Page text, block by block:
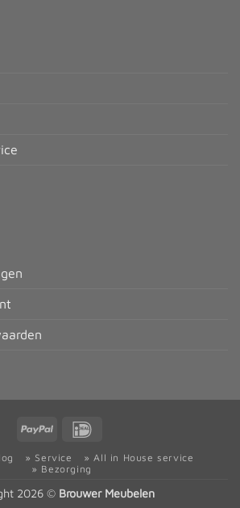
PayPal
» Service
» All in House service
» Bezorging
2026 © Brouwer Meubelen